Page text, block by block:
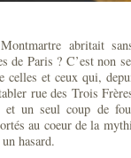
abritait
de Paris ? C’est non
celles et ceux qui,
rue des Trois
un seul coup de
au coeur de la
hasard.